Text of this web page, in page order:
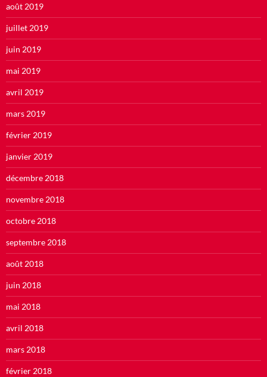
août 2019
juillet 2019
juin 2019
mai 2019
avril 2019
mars 2019
février 2019
janvier 2019
décembre 2018
novembre 2018
octobre 2018
septembre 2018
août 2018
juin 2018
mai 2018
avril 2018
mars 2018
février 2018